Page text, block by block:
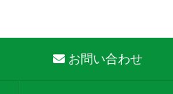
お問い合わせ